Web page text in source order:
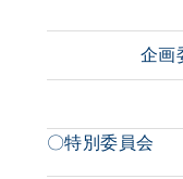
企
〇特別委員会